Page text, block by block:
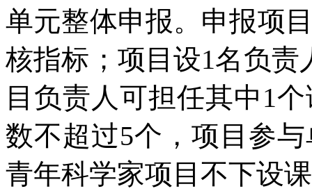
单元整体申报。申报项
核指标；项目设1名负
目负责人可担任其中1
数不超过5个，项目参
青年科学家项目不下设